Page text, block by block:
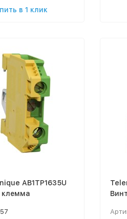
в 1 клик
AB1TP1635U
клемма